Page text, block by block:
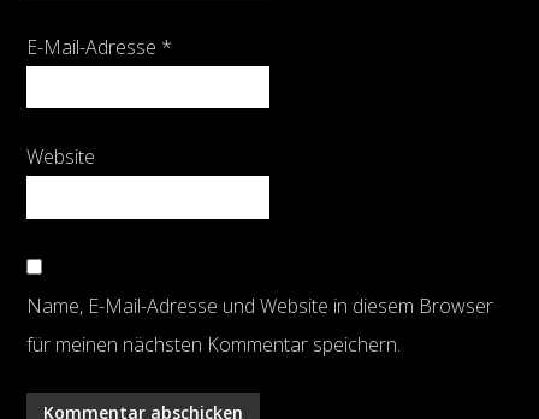
E-Mail-Adresse *
Website
Name, E-Mail-Adresse und Website in diesem Browser
für meinen nächsten Kommentar speichern.